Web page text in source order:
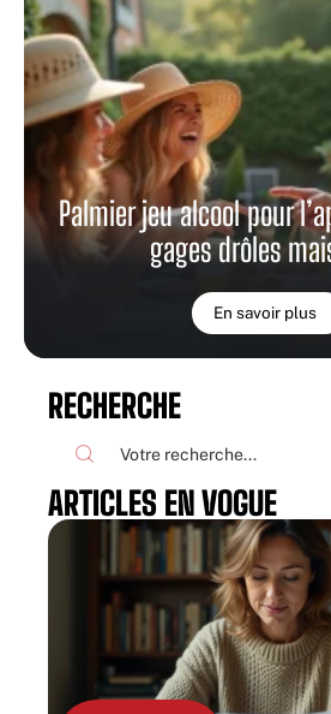
Palmier jeu alcool pour
gages drôles
En savoir plus
RECHERCHE
ARTICLES EN VOGUE